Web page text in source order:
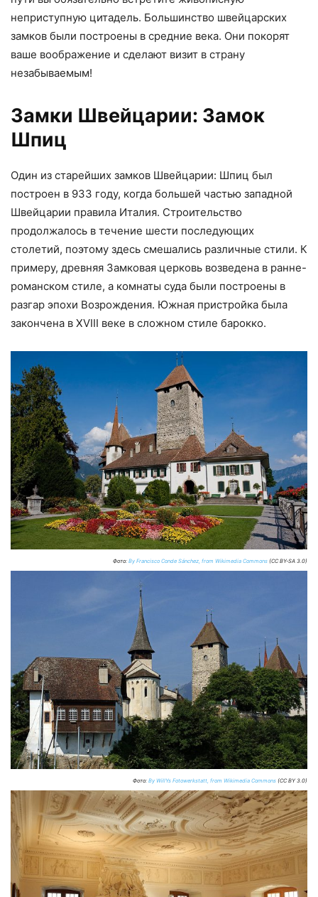
неприступную цитадель. Большинство швейцарских
замков были построены в средние века. Они покорят
ваше воображение и сделают визит в страну
незабываемым!
Замки Швейцарии: Замок
Шпиц
Один из старейших замков Швейцарии: Шпиц был
построен в 933 году, когда большей частью западной
Швейцарии правила Италия. Строительство
продолжалось в течение шести последующих
столетий, поэтому здесь смешались различные стили. К
примеру, древняя Замковая церковь возведена в ранне-
романском стиле, а комнаты суда были построены в
разгар эпохи Возрождения. Южная пристройка была
закончена в XVIII веке в сложном стиле барокко.
Фото: By Francisco Conde Sánchez, from Wikimedia Commons (CC BY-SA 3.0)
Фото: By WillYs Fotowerkstatt, from Wikimedia Commons (CC BY 3.0)